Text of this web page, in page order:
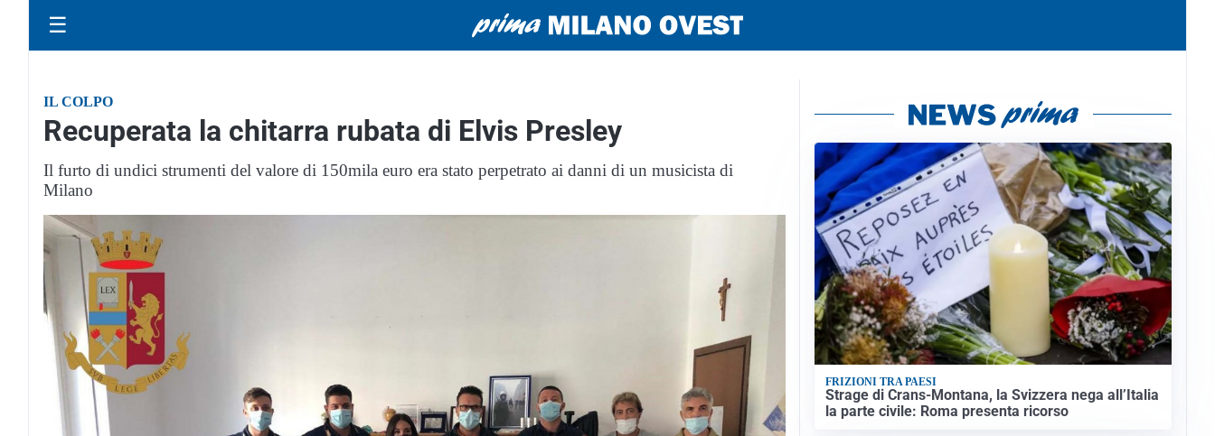
☰
IL COLPO
Recuperata la chitarra rubata di Elvis Presley
Il furto di undici strumenti del valore di 150mila euro era stato perpetrato ai danni di un musicista di
Milano
FRIZIONI TRA PAESI
Strage di Crans-Montana, la Svizzera nega all’Italia
la parte civile: Roma presenta ricorso